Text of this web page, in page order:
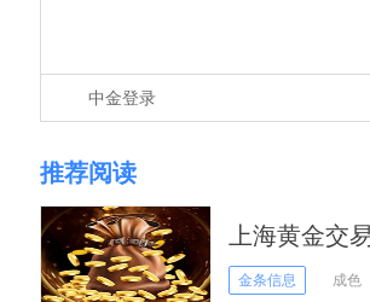
中金登录
推荐阅读
上海黄金交
日）
金条信息 成色